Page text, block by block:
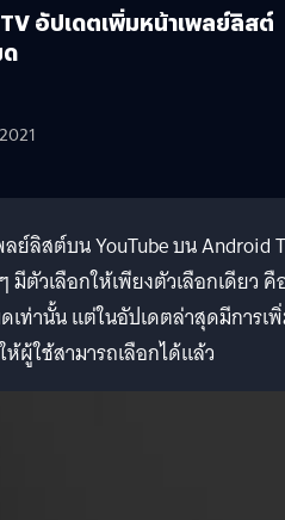
อัปเดตเพิ่มหน้าเพลย์ลิสต์
ลย์ลิสต์บน YouTube บน Android
ตัวเลือกให้เพียงตัวเลือกเดียว คื
เท่านั้น แต่ในอัปเดตล่าสุดมีการเ
ผู้ใช้สามารถเลือกได้แล้ว